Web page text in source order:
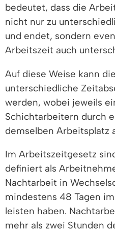
bedeutet, dass die
nicht nur zu
und endet, sondern
Arbeitszeit auch
Auf diese Weise kann
unterschiedliche
werden, wobei jeweils
Schichtarbeitern durch
demselben Arbeitsplatz
Im Arbeitszeitgesetz
definiert als
Nachtarbeit in
mindestens 48 Tagen
leisten haben.
mehr als zwei Stunden